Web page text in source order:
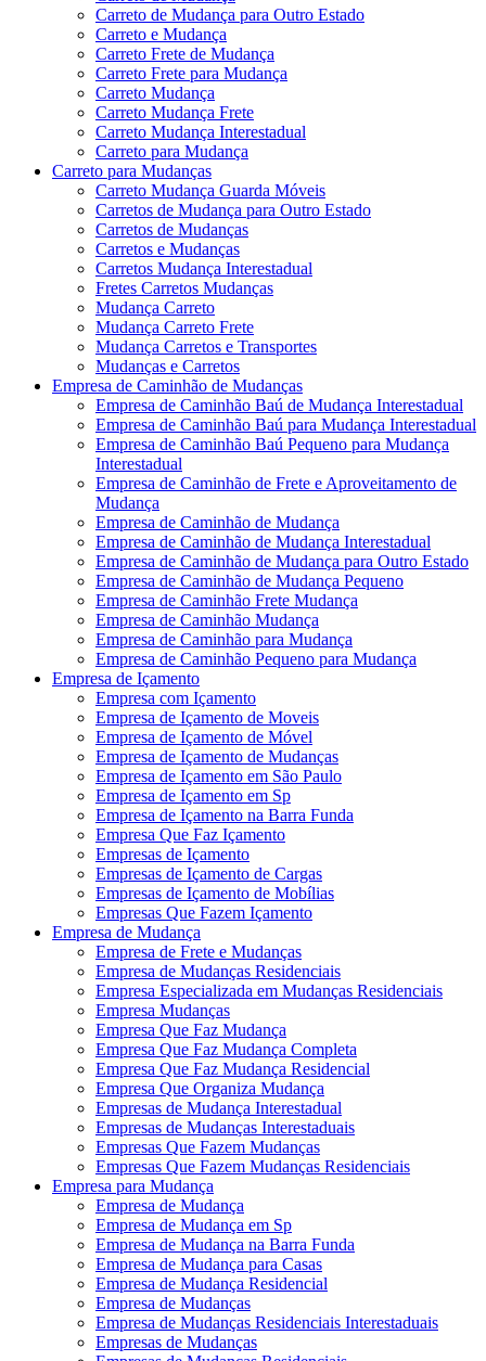
Carreto de Mudança para Outro Estado
Carreto e Mudança
Carreto Frete de Mudança
Carreto Frete para Mudança
Carreto Mudança
Carreto Mudança Frete
Carreto Mudança Interestadual
Carreto para Mudança
Carreto para Mudanças
Carreto Mudança Guarda Móveis
Carretos de Mudança para Outro Estado
Carretos de Mudanças
Carretos e Mudanças
Carretos Mudança Interestadual
Fretes Carretos Mudanças
Mudança Carreto
Mudança Carreto Frete
Mudança Carretos e Transportes
Mudanças e Carretos
Empresa de Caminhão de Mudanças
Empresa de Caminhão Baú de Mudança Interestadual
Empresa de Caminhão Baú para Mudança Interestadual
Empresa de Caminhão Baú Pequeno para Mudança
Interestadual
Empresa de Caminhão de Frete e Aproveitamento de
Mudança
Empresa de Caminhão de Mudança
Empresa de Caminhão de Mudança Interestadual
Empresa de Caminhão de Mudança para Outro Estado
Empresa de Caminhão de Mudança Pequeno
Empresa de Caminhão Frete Mudança
Empresa de Caminhão Mudança
Empresa de Caminhão para Mudança
Empresa de Caminhão Pequeno para Mudança
Empresa de Içamento
Empresa com Içamento
Empresa de Içamento de Moveis
Empresa de Içamento de Móvel
Empresa de Içamento de Mudanças
Empresa de Içamento em São Paulo
Empresa de Içamento em Sp
Empresa de Içamento na Barra Funda
Empresa Que Faz Içamento
Empresas de Içamento
Empresas de Içamento de Cargas
Empresas de Içamento de Mobílias
Empresas Que Fazem Içamento
Empresa de Mudança
Empresa de Frete e Mudanças
Empresa de Mudanças Residenciais
Empresa Especializada em Mudanças Residenciais
Empresa Mudanças
Empresa Que Faz Mudança
Empresa Que Faz Mudança Completa
Empresa Que Faz Mudança Residencial
Empresa Que Organiza Mudança
Empresas de Mudança Interestadual
Empresas de Mudanças Interestaduais
Empresas Que Fazem Mudanças
Empresas Que Fazem Mudanças Residenciais
Empresa para Mudança
Empresa de Mudança
Empresa de Mudança em Sp
Empresa de Mudança na Barra Funda
Empresa de Mudança para Casas
Empresa de Mudança Residencial
Empresa de Mudanças
Empresa de Mudanças Residenciais Interestaduais
Empresas de Mudanças